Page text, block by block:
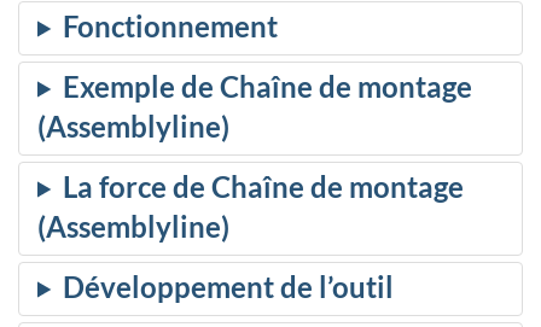
Chaîne de montage
(Assemblyline)
Chaîne de montage
(Assemblyline)